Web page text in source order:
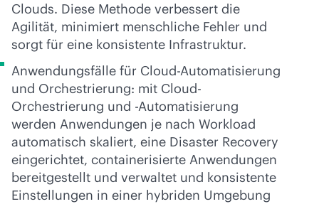
Clouds. Diese Methode verbessert die
Agilität, minimiert menschliche Fehler und
sorgt für eine konsistente Infrastruktur.
Anwendungsfälle für Cloud-Automatisierung
und Orchestrierung: mit Cloud-
Orchestrierung und -Automatisierung
werden Anwendungen je nach Workload
automatisch skaliert, eine Disaster Recovery
eingerichtet, containerisierte Anwendungen
bereitgestellt und verwaltet und konsistente
Einstellungen in einer hybriden Umgebung